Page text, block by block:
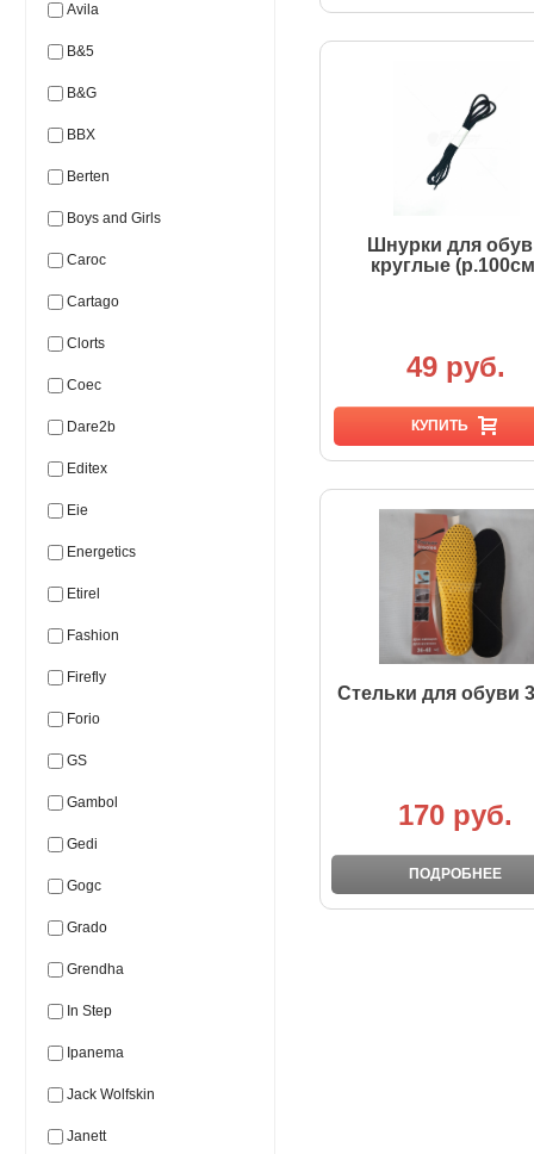
Avila
B&5
B&G
BBX
Berten
Boys and Girls
Caroc
Cartago
Clorts
Coec
Dare2b
Editex
Eie
Energetics
Etirel
Fashion
Firefly
Forio
GS
Gambol
Gedi
Gogc
Grado
Grendha
In Step
Ipanema
Jack Wolfskin
Janett
Шнурки для
круглые
49 руб.
КУПИТЬ
Стельки для обуви
170 руб.
ПОДРОБНЕЕ